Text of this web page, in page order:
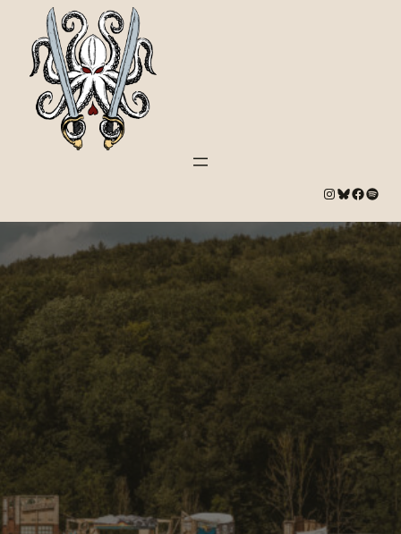
# Bluesky # Spotify